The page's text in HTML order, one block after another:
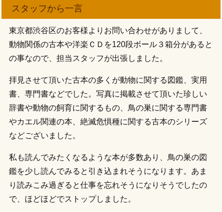
スタッフから一言
東京都渋谷区のお客様よりお問い合わせがありまして、
動物関係の古本や洋楽ＣＤを120段ボール３箱分があると
の事なので、担当スタッフが出張しました。
拝見させて頂いた古本の多くが動物に関する図鑑、実用
書、専門書などでした。写真に掲載させて頂いた珍しい
辞書や動物の飼育に関するもの、鳥の巣に関する専門書
やカエル関連の本、絶滅危惧種に関する古本のシリーズ
などございました。
私も読んでみたくなるような本が多数あり、鳥の巣の図
鑑を少し読んでみると引き込まれそうになります。あま
り読みこみ過ぎると仕事を忘れそうになりそうでしたの
で、ほどほどでストップしました。